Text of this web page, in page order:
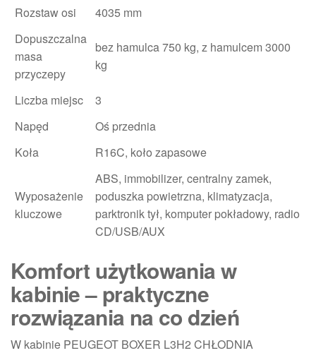
Rozstaw osi
4035 mm
Dopuszczalna
masa
przyczepy
bez hamulca 750 kg, z hamulcem 3000
kg
Liczba miejsc
3
Napęd
Oś przednia
Koła
R16C, koło zapasowe
Wyposażenie
kluczowe
ABS, immobilizer, centralny zamek,
poduszka powietrzna, klimatyzacja,
parktronik tył, komputer pokładowy, radio
CD/USB/AUX
Komfort użytkowania w
kabinie – praktyczne
rozwiązania na co dzień
W kabinie PEUGEOT BOXER L3H2 CHŁODNIA